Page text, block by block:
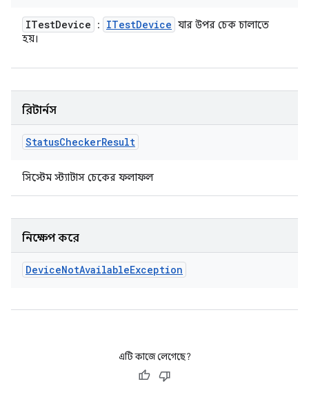
ITestDevice : ITestDevice যার উপর চেক চালাতে
হয়।
রিটার্নস
StatusCheckerResult
সিস্টেম স্ট্যাটাস চেকের ফলাফল
নিক্ষেপ করে
DeviceNotAvailableException
এটি কাজে লেগেছে?